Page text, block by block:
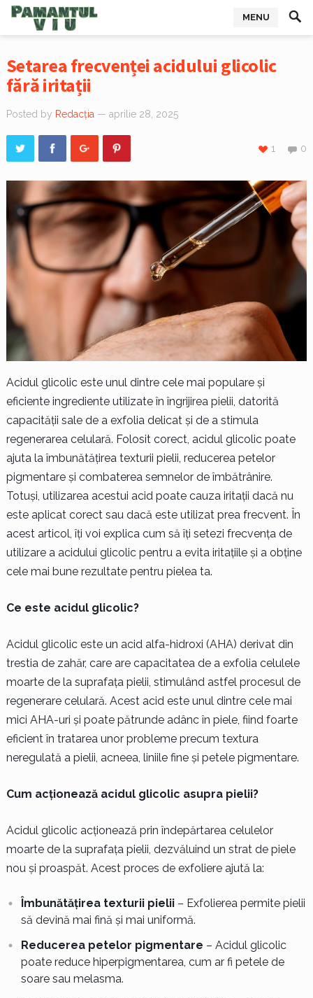
MENU
Setarea frecvenței acidului glicolic
fără iritații
Posted by Redacția — aprilie 28, 2025
0
1
Acidul glicolic este unul dintre cele mai populare și
eficiente ingrediente utilizate în îngrijirea pielii, datorită
capacității sale de a exfolia delicat și de a stimula
regenerarea celulară. Folosit corect, acidul glicolic poate
ajuta la îmbunătățirea texturii pielii, reducerea petelor
pigmentare și combaterea semnelor de îmbătrânire.
Totuși, utilizarea acestui acid poate cauza iritații dacă nu
este aplicat corect sau dacă este utilizat prea frecvent. În
acest articol, îți voi explica cum să îți setezi frecvența de
utilizare a acidului glicolic pentru a evita iritațiile și a obține
cele mai bune rezultate pentru pielea ta.
Ce este acidul glicolic?
Acidul glicolic este un acid alfa-hidroxi (AHA) derivat din
trestia de zahăr, care are capacitatea de a exfolia celulele
moarte de la suprafața pielii, stimulând astfel procesul de
regenerare celulară. Acest acid este unul dintre cele mai
mici AHA-uri și poate pătrunde adânc în piele, fiind foarte
eficient în tratarea unor probleme precum textura
neregulată a pielii, acneea, liniile fine și petele pigmentare.
Cum acționează acidul glicolic asupra pielii?
Acidul glicolic acționează prin îndepărtarea celulelor
moarte de la suprafața pielii, dezvăluind un strat de piele
nou și proaspăt. Acest proces de exfoliere ajută la:
Îmbunătățirea texturii pielii– Exfolierea permite pielii
să devină mai fină și mai uniformă.
Reducerea petelor pigmentare – Acidul glicolic
poate reduce hiperpigmentarea, cum ar fi petele de
soare sau melasma.